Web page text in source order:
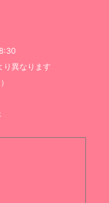
り異なります